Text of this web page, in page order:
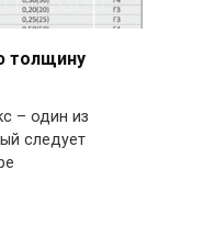
толщину
– один из
следует